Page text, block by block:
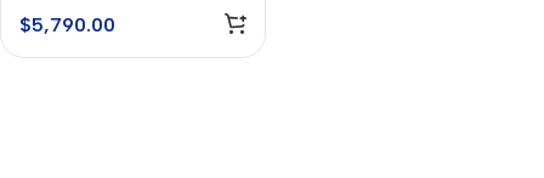
Sombreado
$5,790.00